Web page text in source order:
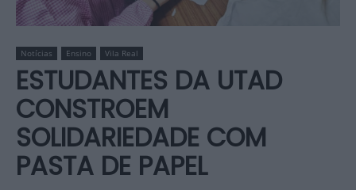
Notícias Ensino Vila Real
ESTUDANTES DA UTAD
CONSTROEM
SOLIDARIEDADE COM
PASTA DE PAPEL